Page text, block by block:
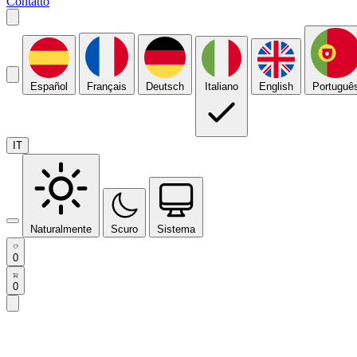
Español Français Deutsch Italiano English
IT
Naturalmente Scuro Sistema
0
0